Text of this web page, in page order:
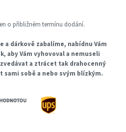
o přibližném termínu dodání.
a dárkově zabalíme, nabídnu Vám
aby Vám vyhovoval a nemuseli
a ztrácet tak drahocenný
sami sobě a nebo svým blízkým.